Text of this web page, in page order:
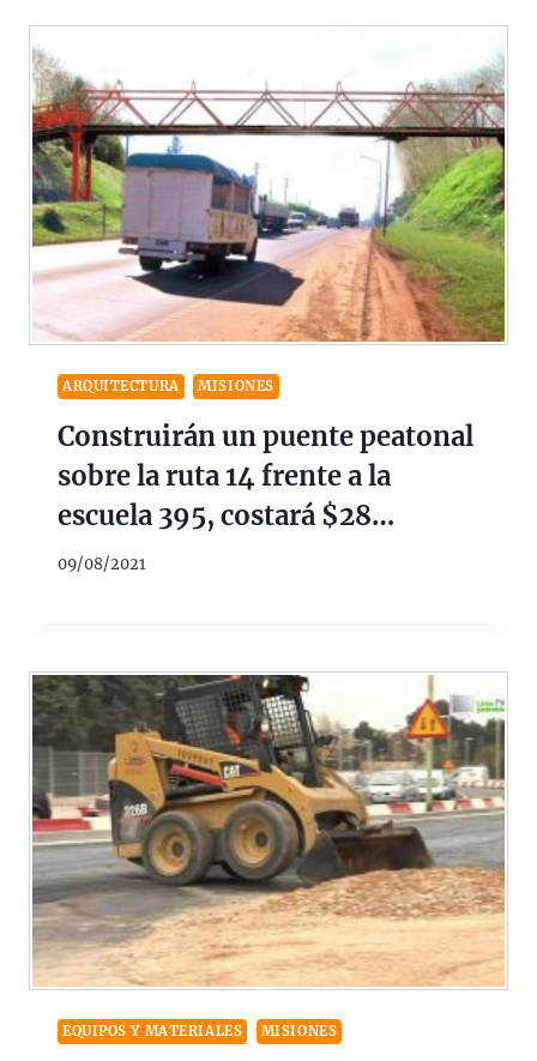
ARQUITECTURA MISIONES
Construirán un puente peatonal
sobre la ruta 14 frente a la
escuela 395, costará $28
millones
09/08/2021
EQUIPOS Y MATERIALES MISIONES